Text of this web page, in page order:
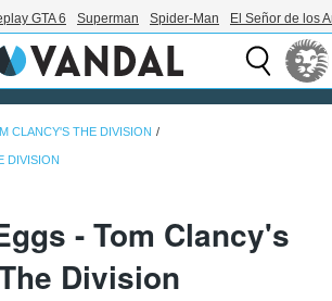
GTA 6 Superman Spider-Man El Señor de los
CLANCY'S THE DIVISION
DIVISION
- Tom Clancy's
Division